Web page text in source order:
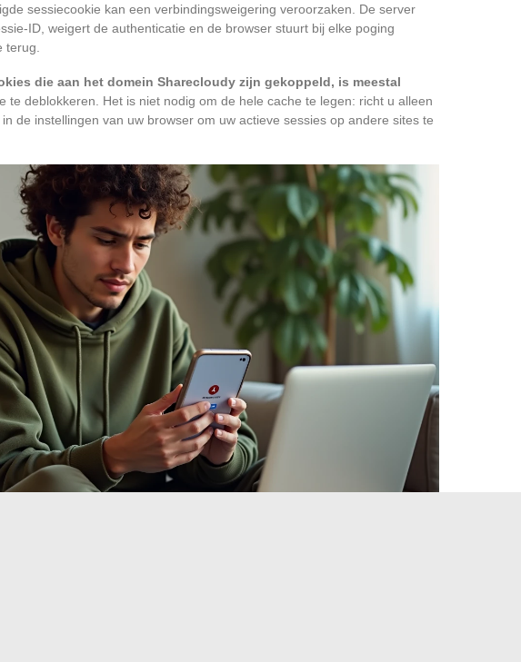
sessiecookie kan een verbindingsweigering veroorzaken. De server
ID, weigert de authenticatie en de browser stuurt bij elke poging
terug.
die aan het domein Sharecloudy zijn gekoppeld, is meestal
te deblokkeren. Het is niet nodig om de hele cache te legen: richt u alleen
de instellingen van uw browser om uw actieve sessies op andere sites te